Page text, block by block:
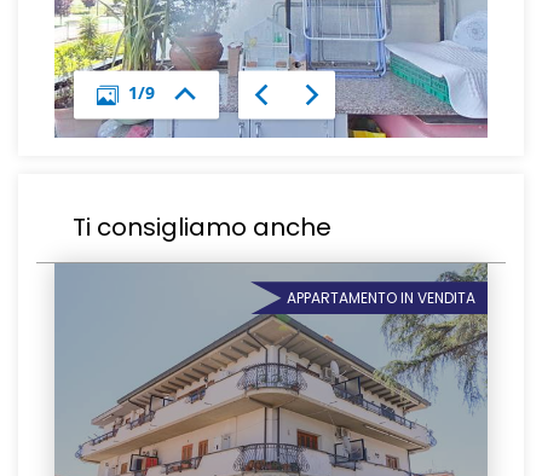
Ti consigliamo anche
APPARTAMENTO IN VENDITA